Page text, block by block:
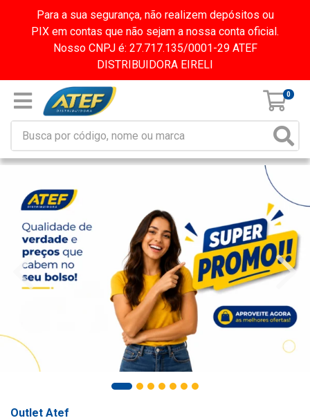
Para a sua segurança, não realizem depósitos ou
PIX em contas que não sejam a nossa conta oficial.
Nosso CNPJ é: 27.717.135/0001-29 ATEF
DISTRIBUIDORA EIRELI
0
Outlet Atef